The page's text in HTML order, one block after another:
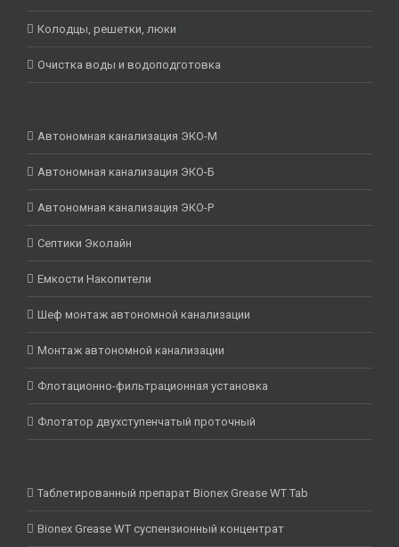
Колодцы, решетки, люки
Очистка воды и водоподготовка
Автономная канализация ЭКО-М
Автономная канализация ЭКО-Б
Автономная канализация ЭКО-Р
Септики Эколайн
Емкости Накопители
Шеф монтаж автономной канализации
Монтаж автономной канализации
Флотационно-фильтрационная установка
Флотатор двухступенчатый проточный
Таблетированный препарат Bionex Grease WT Tab
Bionex Grease WT суспензионный концентрат